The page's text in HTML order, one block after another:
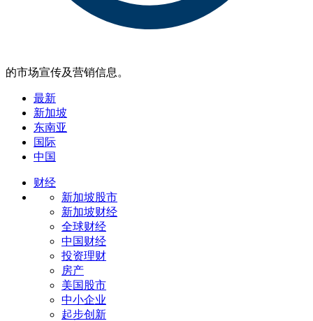
的市场宣传及营销信息。
最新
新加坡
东南亚
国际
中国
财经
新加坡股市
新加坡财经
全球财经
中国财经
投资理财
房产
美国股市
中小企业
起步创新